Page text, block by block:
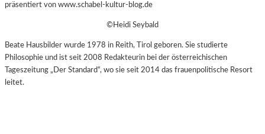
©Heidi Seybald
Beate Hausbilder wurde 1978 in Reith, Tirol geboren. Sie studierte
Philosophie und ist seit 2008 Redakteurin bei der österreichischen
Tageszeitung „Der Standard“, wo sie seit 2014 das frauenpolitische Resort
leitet.